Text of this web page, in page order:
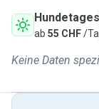
ab 55 CHF/
Keine Daten